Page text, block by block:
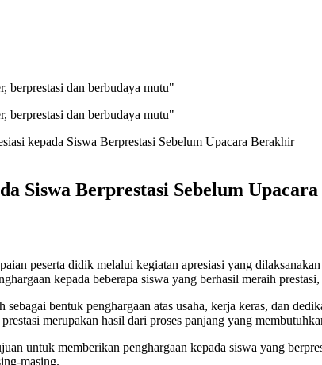
berprestasi dan berbudaya mutu"
berprestasi dan berbudaya mutu"
kepada Siswa Berprestasi Sebelum Upacara Berakhir
Siswa Berprestasi Sebelum
peserta didik melalui kegiatan apresiasi yang
kepada beberapa siswa yang berhasil meraih
bentuk penghargaan atas usaha, kerja keras, dan
merupakan hasil dari proses panjang yang
untuk memberikan penghargaan kepada siswa yang
masing.